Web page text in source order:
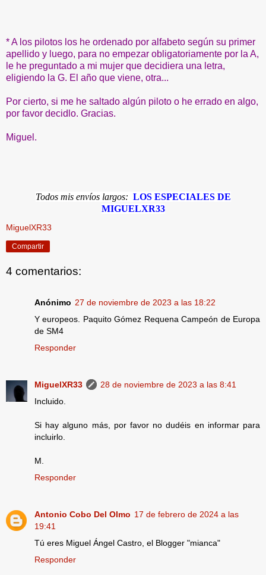
* A los pilotos los he ordenado por alfabeto según su primer
apellido y luego, para no empezar obligatoriamente por la A,
le he preguntado a mi mujer que decidiera una letra,
eligiendo la G. El año que viene, otra...
Por cierto, si me he saltado algún piloto o he errado en algo,
por favor decidlo. Gracias.
Miguel.
Todos mis envíos largos: LOS ESPECIALES DE
MIGUELXR33
MiguelXR33
Compartir
4 comentarios:
Anónimo 27 de noviembre de 2023 a las 18:22
Y europeos. Paquito Gómez Requena Campeón de Europa
de SM4
Responder
MiguelXR33
28 de noviembre de 2023 a las 8:41
Incluido.
Si hay alguno más, por favor no dudéis en informar para
incluirlo.
M.
Responder
Antonio Cobo Del Olmo 17 de febrero de 2024 a las
19:41
Tú eres Miguel Ángel Castro, el Blogger "mianca"
Responder